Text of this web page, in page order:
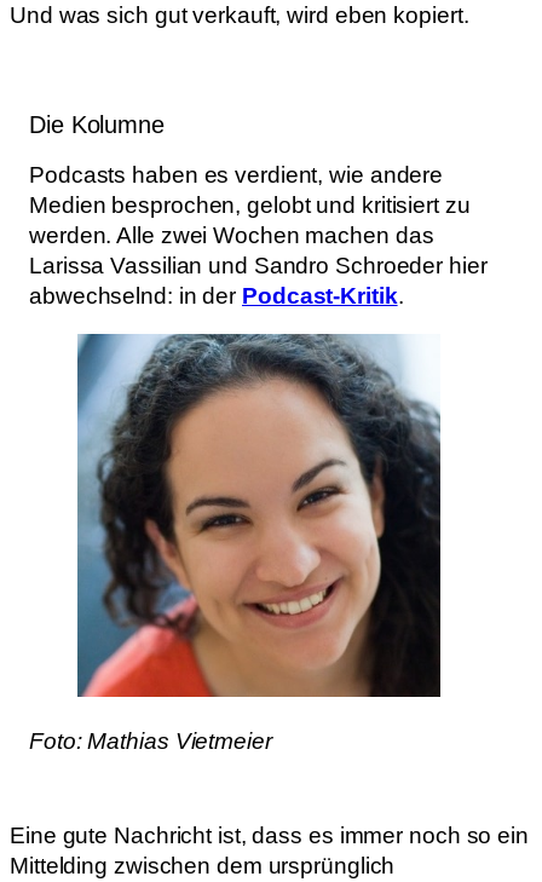
Und was sich gut verkauft, wird eben kopiert.
Die Kolumne
Podcasts haben es verdient, wie andere
Medien besprochen, gelobt und kritisiert zu
werden. Alle zwei Wochen machen das
Larissa Vassilian und Sandro Schroeder hier
abwechselnd: in der Podcast-Kritik.
Foto: Mathias Vietmeier
Eine gute Nachricht ist, dass es immer noch so ein
Mittelding zwischen dem ursprünglich